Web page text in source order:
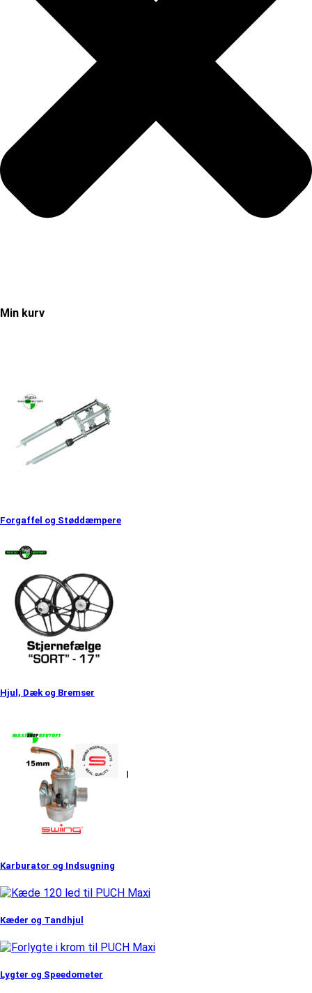
Min kurv
Forgaffel og Støddæmpere
Hjul, Dæk og Bremser
Karburator og Indsugning
Kæder og Tandhjul
Lygter og Speedometer